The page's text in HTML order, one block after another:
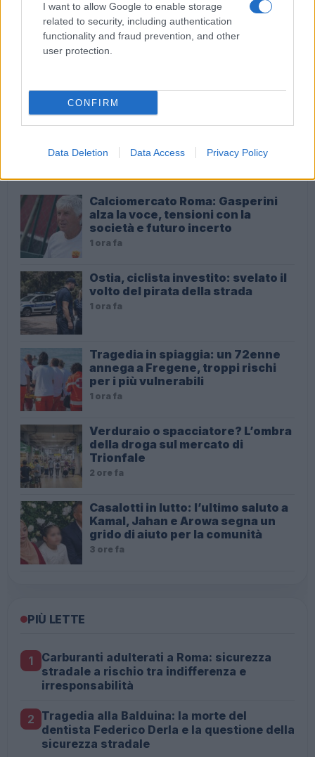
I want to allow Google to enable storage
related to security, including authentication
functionality and fraud prevention, and other
user protection.
CONFIRM
Data Deletion Data Access Privacy Policy
Audio Zaniolo, la ragazza coinvolta fa chiarezza sulle
Calciomercato Roma: Gasperini
alza la voce, tensioni con la
società e futuro incerto
1 ora fa
Ostia, ciclista investito: svelato il
volto del pirata della strada
1 ora fa
Tragedia in spiaggia: un 72enne
annega a Fregene, troppi rischi
per i più vulnerabili
1 ora fa
Verduraio o spacciatore? L’ombra
della droga sul mercato di
Trionfale
2 ore fa
Casalotti in lutto: l’ultimo saluto a
Kamal, Jahan e Arowa segna un
grido di aiuto per la comunità
3 ore fa
PIÙ LETTE
1
Carburanti adulterati a Roma: sicurezza
stradale a rischio tra indifferenza e
irresponsabilità
2 Tragedia alla Balduina: la morte del
dentista Federico Derla e la questione della
sicurezza stradale